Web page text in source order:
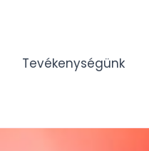
Tevékenységünk